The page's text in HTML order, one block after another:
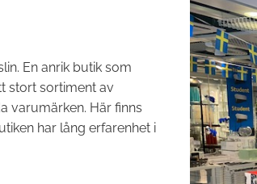
En anrik butik som
stort sortiment av
varumärken. Här finns
har lång erfarenhet i